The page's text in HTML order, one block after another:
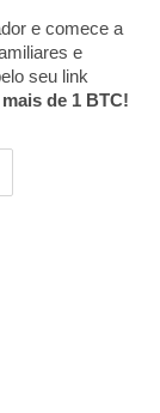
e comece a
e
seu link
de 1 BTC!